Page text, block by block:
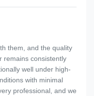
them, and the quality
remains consistently
well under high-
with minimal
professional, and we